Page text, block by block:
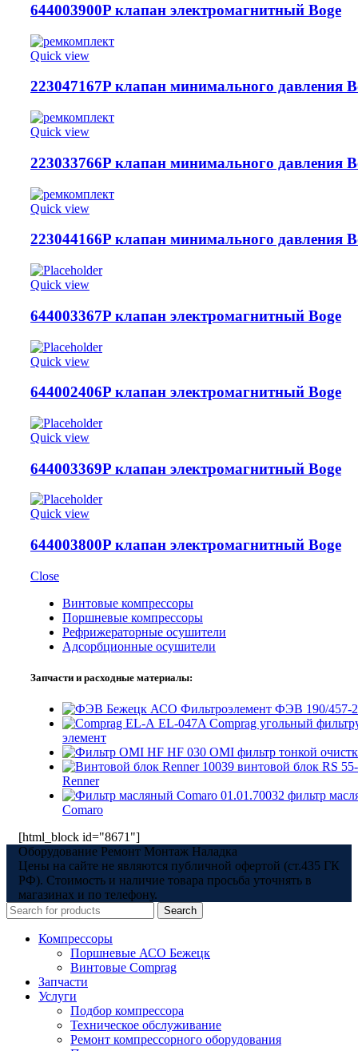
644003900P клапан электромагнитный Boge
Quick view
223047167P клапан минимального давления
Quick view
223033766P клапан минимального давления
Quick view
223044166P клапан минимального давления
Quick view
644003367P клапан электромагнитный Boge
Quick view
644002406P клапан электромагнитный Boge
Quick view
644003369P клапан электромагнитный Boge
Quick view
644003800P клапан электромагнитный Boge
Close
Винтовые компрессоры
Поршневые компрессоры
Рефрижераторные осушители
Адсорбционные осушители
Запчасти и расходные материалы:
Фильтроэлемент ФЭВ 190/457-
EL-047A Comprag угольный
элемент
HF 030 OMI фильтр тонкой
10039 винтовой блок RS
Renner
01.01.70032 фильтр
Comaro
[html_block id="8671"]
Оборудование Ремонт Монтаж Наладка
Цены на сайте не являются публичной офертой (ст.435 ГК
РФ). Стоимость и наличие товара просьба уточнять в
магазинах и по телефону.
Search
Компрессоры
Поршневые АСО Бежецк
Винтовые Comprag
Запчасти
Услуги
Подбор компрессора
Техническое обслуживание
Ремонт компрессорного оборудования